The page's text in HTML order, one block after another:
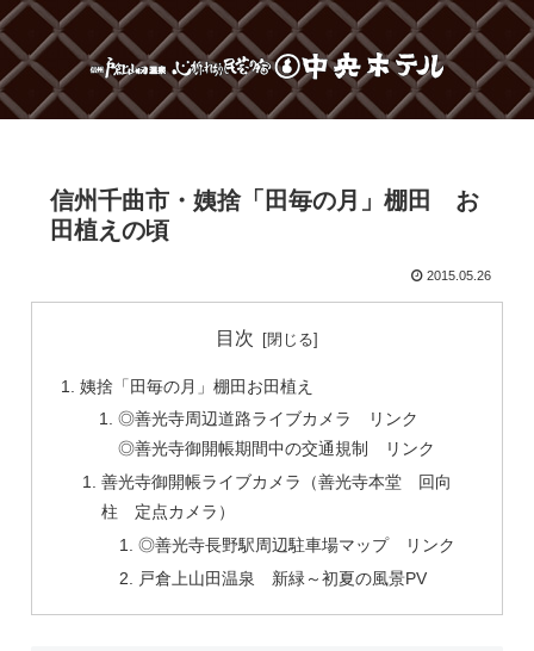
信州千曲市・姨捨「田毎の月」棚田 お
田植えの頃
2015.05.26
目次
姨捨「田毎の月」棚田お田植え
◎善光寺周辺道路ライブカメラ リンク
◎善光寺御開帳期間中の交通規制 リンク
善光寺御開帳ライブカメラ（善光寺本堂 回向
柱 定点カメラ）
◎善光寺長野駅周辺駐車場マップ リンク
戸倉上山田温泉 新緑～初夏の風景PV